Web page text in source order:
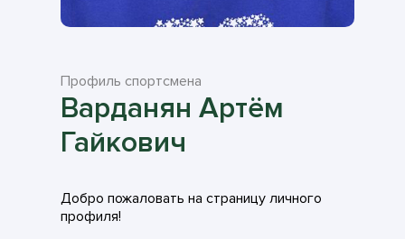
Профиль спортсмена
Варданян Артём
Гайкович
Добро пожаловать на страницу личного
профиля!